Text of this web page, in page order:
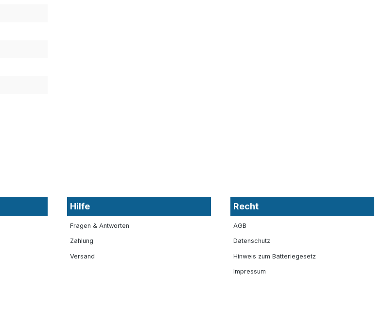
Hilfe
Fragen & Antworten
Zahlung
Versand
Recht
AGB
Datenschutz
Hinweis zum Batteriegesetz
Impressum